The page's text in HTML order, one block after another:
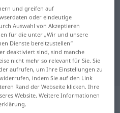
goniometer
Übersetzung für
Übersetzung
: noun
und greifen auf
oder eindeutige
Auswahl von Akzeptieren
für die unter „Wir und unsere
Dienste bereitzustellen“
deaktiviert sind, sind manche
nicht mehr so relevant für Sie. Sie
aufrufen, um Ihre Einstellungen zu
indem Sie auf den Link
Rand der Webseite klicken. Ihre
Website. Weitere Informationen